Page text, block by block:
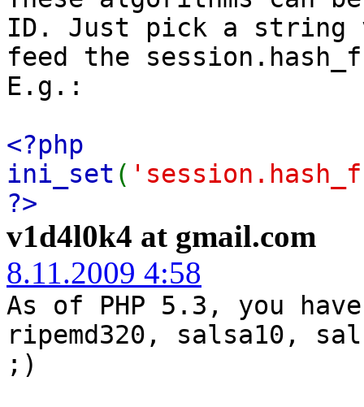
ID. Just pick a string
feed the
E.g.:
<?php
ini_set (
?>
v1d4l0k4 at gmail.com
8.11.2009 4:58
As of PHP 5.3, you
ripemd320, salsa10,
;)